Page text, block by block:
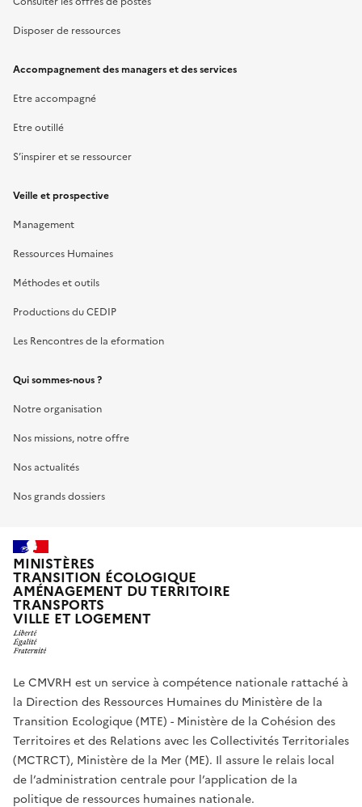
Disposer de ressources
Accompagnement des managers et des services
Etre accompagné
Etre outillé
S’inspirer et se ressourcer
Veille et prospective
Management
Ressources Humaines
Méthodes et outils
Productions du CEDIP
Les Rencontres de la eformation
Qui sommes-nous ?
Notre organisation
Nos missions, notre offre
Nos actualités
Nos grands dossiers
MINISTÈRES
TRANSITION ÉCOLOGIQUE
AMÉNAGEMENT DU TERRITOIRE
TRANSPORTS
VILLE ET LOGEMENT
Le CMVRH est un service à compétence nationale rattaché à
la Direction des Ressources Humaines du Ministère de la
Transition Ecologique (MTE) - Ministère de la Cohésion des
Territoires et des Relations avec les Collectivités Territoriales
(MCTRCT), Ministère de la Mer (ME). Il assure le relais local
de l’administration centrale pour l’application de la
politique de ressources humaines nationale.